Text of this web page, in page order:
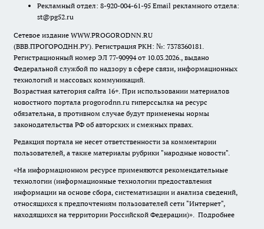
Рекламный отдел: 8-920-004-61-95 Email рекламного отдела:
st@pg52.ru
Сетевое издание WWW.PROGORODNN.RU
(ВВВ.ПРОГОРОДНН.РУ). Регистрация РКН: №: 7378360181.
Регистрационный номер ЭЛ 77-90994 от 10.03.2026., выдано
Федеральной службой по надзору в сфере связи, информационных
технологий и массовых коммуникаций.
Возрастная категория сайта 16+. При использовании материалов
новостного портала progorodnn.ru гиперссылка на ресурс
обязательна, в противном случае будут применены нормы
законодательства РФ об авторских и смежных правах.
Редакция портала не несет ответственности за комментарии
пользователей, а также материалы рубрики "народные новости".
«На информационном ресурсе применяются рекомендательные
технологии (информационные технологии предоставления
информации на основе сбора, систематизации и анализа сведений,
относящихся к предпочтениям пользователей сети "Интернет",
находящихся на территории Российской Федерации)». Подробнее